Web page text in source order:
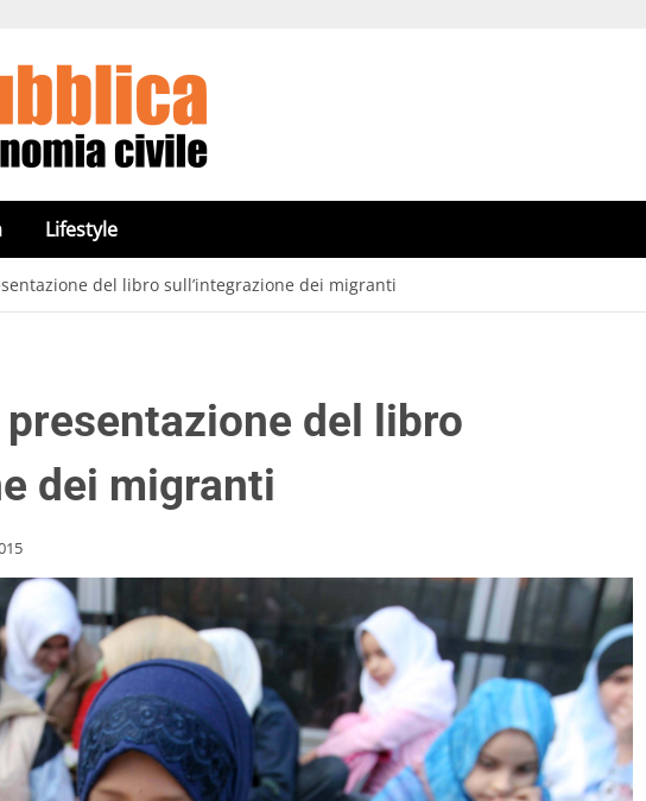
Lifestyle
del libro sull’integrazione dei migranti
presentazione del libro
dei migranti